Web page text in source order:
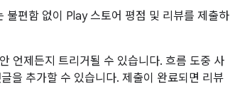
편함 없이 Play 스토어 평점 및 리뷰를 제출하
언제든지 트리거될 수 있습니다. 흐름 도중 사
을 추가할 수 있습니다. 제출이 완료되면 리뷰